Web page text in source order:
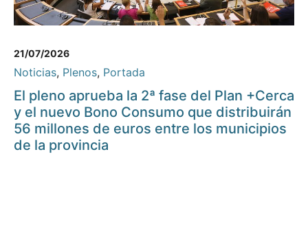
21/07/2026
Noticias, Plenos, Portada
El pleno aprueba la 2ª fase del Plan +Cerca
y el nuevo Bono Consumo que distribuirán
56 millones de euros entre los municipios
de la provincia